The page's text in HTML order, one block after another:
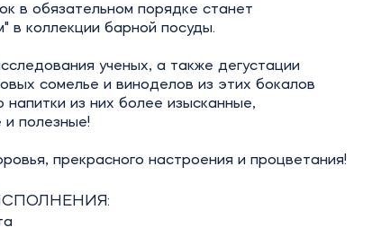
в обязательном порядке станет
в коллекции барной посуды.
ученых, а также дегустации
сомелье и виноделов из этих бокалов
напитки из них более изысканные,
полезные!
прекрасного настроения и процветания!